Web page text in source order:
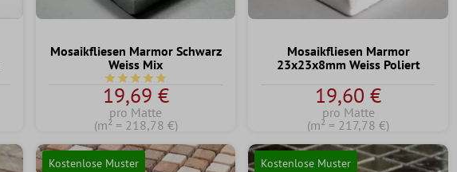
Mosaikfliesen Marmor Schwarz
Weiss Mix
Durchschnittliche Bewertung von 5 von 5 Sternen
19,69 €
pro Matte
(m² = 218,78 €)
Mosaikfliesen Marmor
23x23x8mm Weiss Poliert
19,60 €
pro Matte
(m² = 217,78 €)
Kostenlose Muster Kostenlose Muster